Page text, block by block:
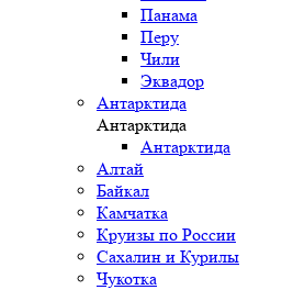
Панама
Перу
Чили
Эквадор
Антарктида
Антарктида
Антарктида
Алтай
Байкал
Камчатка
Круизы по России
Сахалин и Курилы
Чукотка